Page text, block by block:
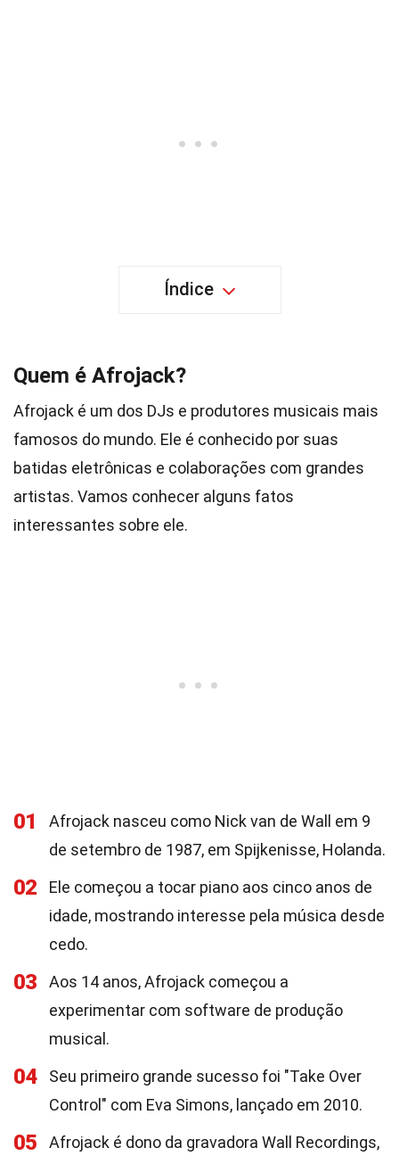
Índice
Quem é Afrojack?
Afrojack é um dos DJs e produtores musicais mais
famosos do mundo. Ele é conhecido por suas
batidas eletrônicas e colaborações com grandes
artistas. Vamos conhecer alguns fatos
interessantes sobre ele.
01
Afrojack nasceu como Nick van de Wall em 9
de setembro de 1987, em Spijkenisse, Holanda.
02
Ele começou a tocar piano aos cinco anos de
idade, mostrando interesse pela música desde
cedo.
03
Aos 14 anos, Afrojack começou a
experimentar com software de produção
musical.
04
Seu primeiro grande sucesso foi "Take Over
Control" com Eva Simons, lançado em 2010.
05
Afrojack é dono da gravadora Wall Recordings,